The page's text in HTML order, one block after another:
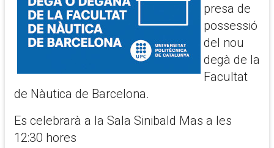
presa de
possessió
del nou
degà de la
Facultat
de Nàutica de Barcelona.
Es celebrarà a la Sala Sinibald Mas a les
12:30 hores